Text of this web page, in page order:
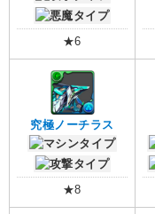
★6
究極ノーチラス
★8